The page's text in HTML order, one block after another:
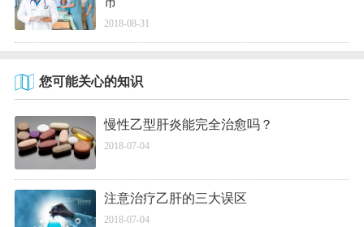
2018-08-31
您可能关心的知识
慢性乙型肝炎能完全治愈吗？
2018-07-04
注意治疗乙肝的三大误区
2018-07-04